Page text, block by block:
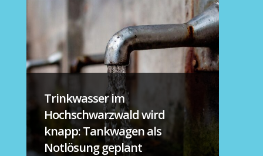
Trinkwasser im
Hochschwarzwald wird
knapp: Tankwagen als
Notlösung geplant